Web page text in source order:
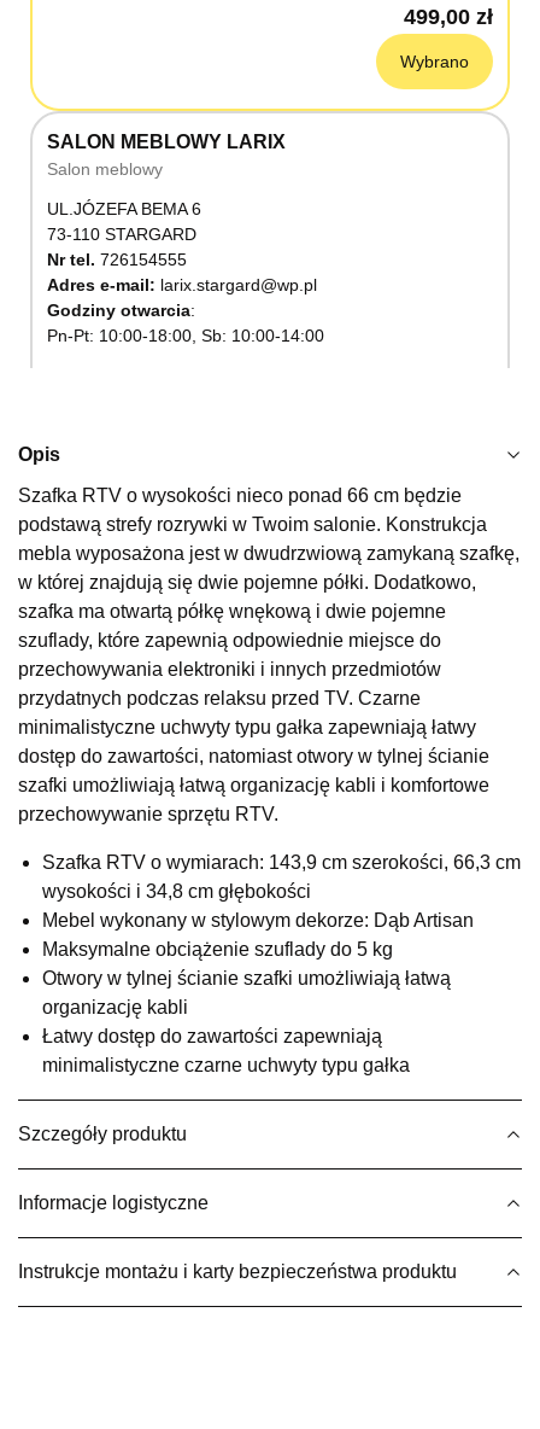
499,00 zł
Wybrano
SALON MEBLOWY LARIX
Salon meblowy
UL.JÓZEFA BEMA 6
73-110 STARGARD
Nr tel. 726154555
Adres e-mail: larix.stargard@wp.pl
Godziny otwarcia
Pn-Pt: 10:00-18:00, Sb: 10:00-14:00
SALON MEBLOWY KUBUŚ
Salon meblowy
UL.RZEMIEŚLNICZA 6
66-470 KOSTRZYN NAD ODRĄ
Nr tel.507103199
Godziny otwarcia
Pn-Pt: 10:00-18:00, Sb: 10:00-14:00
499,00 zł
Wybierz
Salon meblowy
UL.BASZTOWA 3
76-100 SŁAWNO
Nr tel.502668736
Adres e-mail:pph.catrin@wp.pl
Godziny otwarcia
Pn-Pt: 09:00-17:00, Sb: 09:00-13:00
499,00 zł
SALON MEBLOWY MEBLE EXPO
UL.PLAC DĄBROWSKIEGO 3
76-200 SŁUPSK
Nr tel.606350240
Opis
Szafka RTV o wysokości nieco ponad 66 cm będzie
podstawą strefy rozrywki w Twoim salonie. Konstrukcja
mebla wyposażona jest w dwudrzwiową zamykaną szafkę,
w której znajdują się dwie pojemne półki. Dodatkowo,
szafka ma otwartą półkę wnękową i dwie pojemne
szuflady, które zapewnią odpowiednie miejsce do
przechowywania elektroniki i innych przedmiotów
przydatnych podczas relaksu przed TV. Czarne
minimalistyczne uchwyty typu gałka zapewniają łatwy
dostęp do zawartości, natomiast otwory w tylnej ścianie
szafki umożliwiają łatwą organizację kabli i komfortowe
przechowywanie sprzętu RTV.
Szafka RTV o wymiarach: 143,9 cm szerokości, 66,3 cm
wysokości i 34,8 cm głębokości
Mebel wykonany w stylowym dekorze: Dąb Artisan
Maksymalne obciążenie szuflady do 5 kg
Otwory w tylnej ścianie szafki umożliwiają łatwą
organizację kabli
Łatwy dostęp do zawartości zapewniają
minimalistyczne czarne uchwyty typu gałka
Szczegóły produktu
Informacje logistyczne
Instrukcje montażu i karty bezpieczeństwa produktu